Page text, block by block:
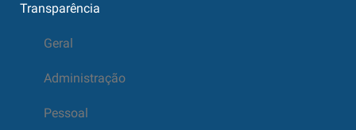
Transparência
Geral
Administração
Pessoal